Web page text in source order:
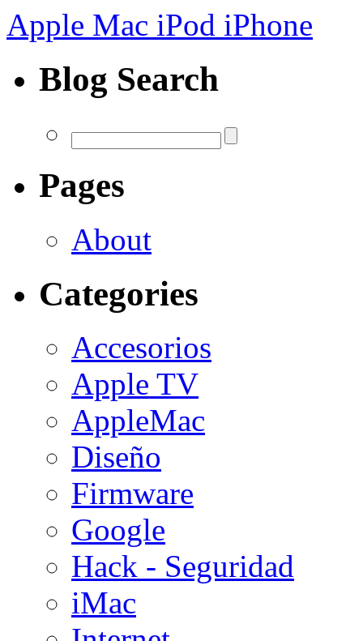
Apple Mac iPod iPhone
Blog Search
Pages
About
Categories
Accesorios
Apple TV
AppleMac
Diseño
Firmware
Google
Hack - Seguridad
iMac